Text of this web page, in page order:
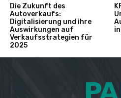
Die Zukunft des
Autoverkaufs:
Digitalisierung und ihre
Auswirkungen auf
Verkaufsstrategien für
2025